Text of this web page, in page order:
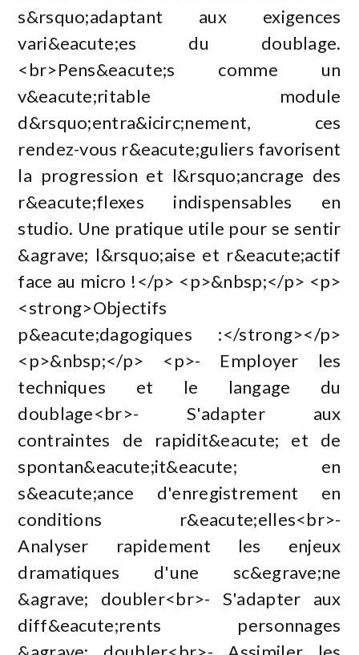
s&rsquo;adaptant aux exigences
vari&eacute;es du doublage.
<br>Pens&eacute;s comme un
v&eacute;ritable module
d&rsquo;entra&icirc;nement, ces
rendez-vous r&eacute;guliers favorisent
la progression et l&rsquo;ancrage des
r&eacute;flexes indispensables en
studio. Une pratique utile pour se sentir
&agrave; l&rsquo;aise et r&eacute;actif
face au micro !</p> <p>&nbsp;</p> <p>
<strong>Objectifs
p&eacute;dagogiques :</strong></p>
<p>&nbsp;</p> <p>- Employer les
techniques et le langage du
doublage<br>- S'adapter aux
contraintes de rapidit&eacute; et de
spontan&eacute;it&eacute; en
s&eacute;ance d'enregistrement en
conditions r&eacute;elles<br>-
Analyser rapidement les enjeux
dramatiques d'une sc&egrave;ne
&agrave; doubler<br>- S'adapter aux
diff&eacute;rents personnages